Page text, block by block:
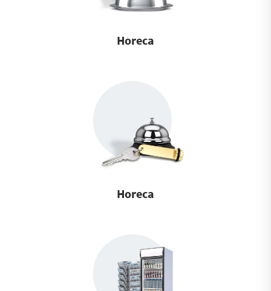
Horeca
Horeca